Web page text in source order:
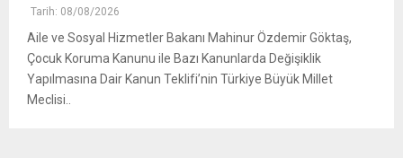
Tarih: 08/08/2026
Aile ve Sosyal Hizmetler Bakanı Mahinur Özdemir Göktaş,
Çocuk Koruma Kanunu ile Bazı Kanunlarda Değişiklik
Yapılmasına Dair Kanun Teklifi’nin Türkiye Büyük Millet
Meclisi..